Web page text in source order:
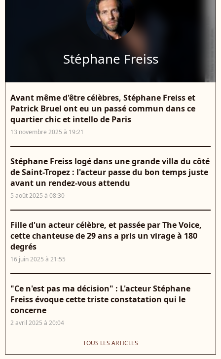
Stéphane Freiss
Avant même d'être célèbres, Stéphane Freiss et
Patrick Bruel ont eu un passé commun dans ce
quartier chic et intello de Paris
13 novembre 2025 à 19:21
Stéphane Freiss logé dans une grande villa du côté
de Saint-Tropez : l'acteur passe du bon temps juste
avant un rendez-vous attendu
5 août 2025 à 08:30
Fille d'un acteur célèbre, et passée par The Voice,
cette chanteuse de 29 ans a pris un virage à 180
degrés
16 juin 2025 à 21:55
"Ce n'est pas ma décision" : L'acteur Stéphane
Freiss évoque cette triste constatation qui le
concerne
2 avril 2025 à 20:04
TOUS LES ARTICLES